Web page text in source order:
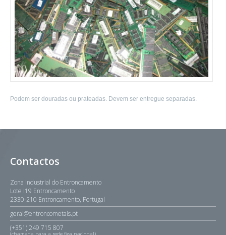
Podem ser douradas ou prateadas. Devem ser entregue separadas.
Contactos
Zona Industrial do Entroncamento
Lote I19 Entroncamento
2330-210 Entroncamento, Portugal
geral@entroncometais.pt
(+351) 249 715 807